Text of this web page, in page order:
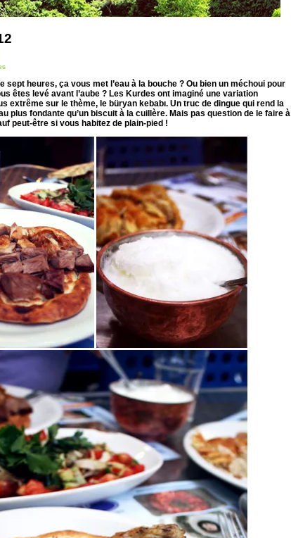
sept heures, ça vous met l’eau à la bouche ? Ou bien un méchoui pour
êtes levé avant l’aube ? Les Kurdes ont imaginé une variation
extrême sur le thème, le büryan kebabı. Un truc de dingue qui rend la
plus fondante qu’un biscuit à la cuillère. Mais pas question de le faire à
peut-être si vous habitez de plain-pied !